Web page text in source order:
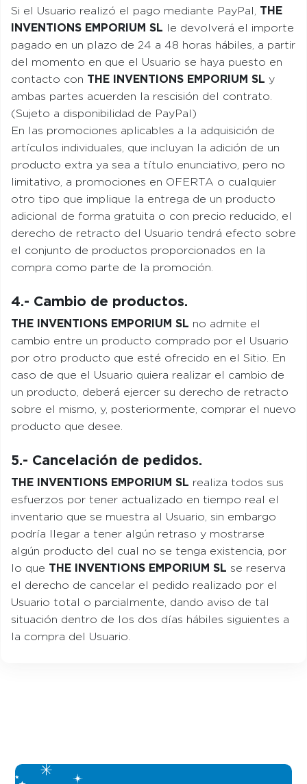
Si el Usuario realizó el pago mediante PayPal, THE
INVENTIONS EMPORIUM SL le devolverá el importe
pagado en un plazo de 24 a 48 horas hábiles, a partir
del momento en que el Usuario se haya puesto en
contacto con THE INVENTIONS EMPORIUM SL y
ambas partes acuerden la rescisión del contrato.
(Sujeto a disponibilidad de PayPal)
En las promociones aplicables a la adquisición de
artículos individuales, que incluyan la adición de un
producto extra ya sea a título enunciativo, pero no
limitativo, a promociones en OFERTA o cualquier
otro tipo que implique la entrega de un producto
adicional de forma gratuita o con precio reducido, el
derecho de retracto del Usuario tendrá efecto sobre
el conjunto de productos proporcionados en la
compra como parte de la promoción.
4.- Cambio de productos.
THE INVENTIONS EMPORIUM SL no admite el
cambio entre un producto comprado por el Usuario
por otro producto que esté ofrecido en el Sitio. En
caso de que el Usuario quiera realizar el cambio de
un producto, deberá ejercer su derecho de retracto
sobre el mismo, y, posteriormente, comprar el nuevo
producto que desee.
5.- Cancelación de pedidos.
THE INVENTIONS EMPORIUM SL realiza todos sus
esfuerzos por tener actualizado en tiempo real el
inventario que se muestra al Usuario, sin embargo
podría llegar a tener algún retraso y mostrarse
algún producto del cual no se tenga existencia, por
lo que THE INVENTIONS EMPORIUM SL se reserva
el derecho de cancelar el pedido realizado por el
Usuario total o parcialmente, dando aviso de tal
situación dentro de los dos días hábiles siguientes a
la compra del Usuario.